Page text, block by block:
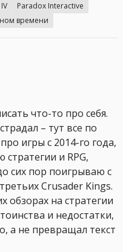
Paradox Interactive
времени
что-то про себя.
– тут все по
игры с 2014-го года,
и RPG,
сих пор поигрываю с
Crusader Kings.
обзорах на стратегии
и недостатки,
а не превращал текст